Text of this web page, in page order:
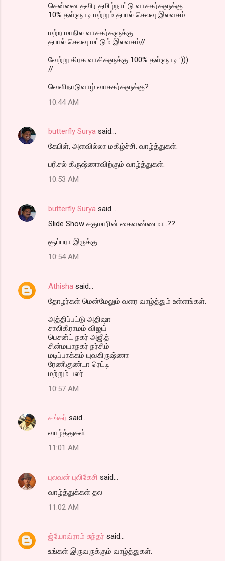
சென்னை தவிர தமிழ்நாட்டு வாசகர்களுக்கு
10% தள்ளுபடி மற்றும் தபால் செலவு இலவசம்.
மற்ற மாநில வாசகர்களுக்கு
தபால் செலவு மட்டும் இலவசம்//
வேற்று கிரக வாசிகளுக்கு 100% தள்ளுபடி :)))
//
வெளிநாடுவாழ் வாசகர்களுக்கு?
10:44 AM
butterfly Surya said…
கேபிள், அளவில்லா மகிழ்ச்சி. வாழ்த்துகள்.
பரிசல் கிருஷ்ணாவிற்கும் வாழ்த்துகள்.
10:53 AM
butterfly Surya said…
Slide Show சுகுமாரின் கைவண்ணமா..??
சூப்பரா இருக்கு.
10:54 AM
Athisha said…
தோழர்கள் மென்மேலும் வளர வாழ்த்தும் உள்ளங்கள்.
அத்திப்பட்டு அதிஷா
சாலிகிராமம் விஜய்
பெசன்ட் நகர் அஜித்
சின்மயாநகர் நர்சிம்
மடிப்பாக்கம் யுவகிருஷ்ணா
ரேணிகுண்டா ரெட்டி
மற்றும் பலர்
10:57 AM
சங்கர் said…
வாழ்த்துகள்
11:01 AM
புலவன் புலிகேசி said…
வாழ்த்துக்கள் தல
11:02 AM
ஜ்யோவ்ராம் சுந்தர் said…
உங்கள் இருவருக்கும் வாழ்த்துகள்.